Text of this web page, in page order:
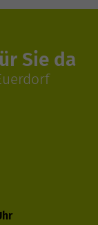
Sie da